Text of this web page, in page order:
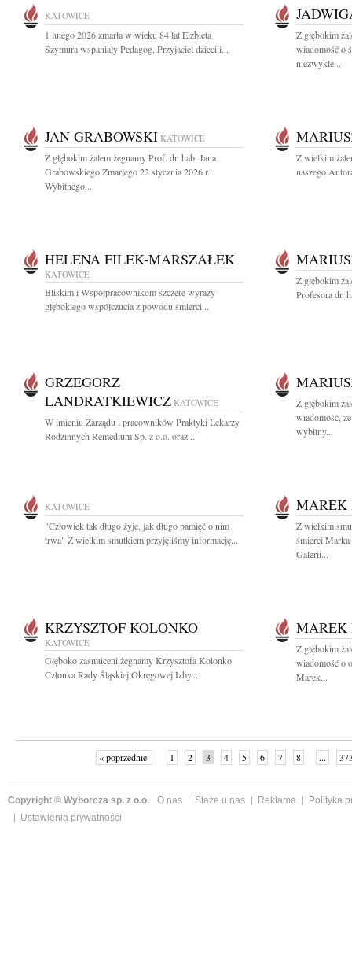
KATOWICE
1 lutego 2026 zmarła w wieku 84 lat Elżbieta
Szymura wspaniały Pedagog, Przyjaciel dzieci i...
Z głębokim
wiadomość o
niezwykle...
JAN GRABOWSKI KATOWICE
Z głębokim żalem żegnamy Prof. dr. hab. Jana
Grabowskiego Zmarłego 22 stycznia 2026 r.
Wybitnego...
Z wielkim
naszego
HELENA FILEK-MARSZAŁEK
KATOWICE
Bliskim i Współpracownikom szczere wyrazy
głębokiego współczucia z powodu śmierci...
Z głębokim
Profesora dr.
GRZEGORZ
LANDRATKIEWICZ KATOWICE
W imieniu Zarządu i pracowników Praktyki Lekarzy
Rodzinnych Remedium Sp. z o.o. oraz...
Z głębokim
wiadomość,
wybitny...
KATOWICE
"Człowiek tak długo żyje, jak długo pamięć o nim
trwa" Z wielkim smutkiem przyjęliśmy informację...
MAREK
Z wielkim
śmierci
Galerii...
KRZYSZTOF KOLONKO
KATOWICE
Głęboko zasmuceni żegnamy Krzysztofa Kolonko
Członka Rady Śląskiej Okręgowej Izby...
MAREK
Z głębokim
wiadomość o
Marek...
« poprzednie 1 2 3 4 5 6 7 8 ...
Copyright © Wyborcza sp. z o.o. O nas Staże u nas Reklama
Polityka
Ustawienia prywatności